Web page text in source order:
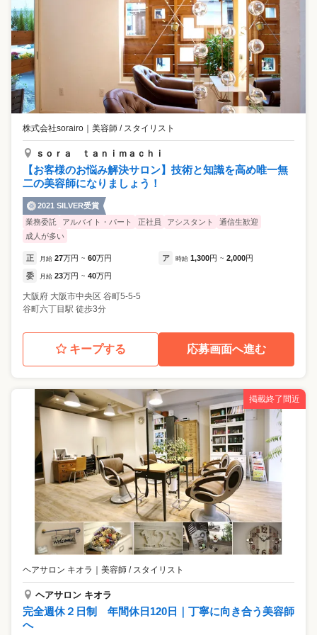
株式会社sorairo 美容師 / スタイリスト
ｓｏｒａ ｔａｎｉｍａｃｈｉ
【お客様のお悩み解決サロン】技術と知識を高め唯一無
二の美容師になりましょう！
2021 SILVER受賞
業務委託
アルバイト・パート 正社員 アシスタント
通信生歓迎
成人が多い
正 月給 27万円 ~ 60万円 ア 時給 1,300円 ~ 2,000円
委 月給 23万円 ~ 40万円
大阪府 大阪市中央区 谷町5-5-5
谷町六丁目駅 徒歩3分
キープする 応募画面へ進む
掲載終了間近
ヘアサロン キオラ 美容師 / スタイリスト
ヘアサロン キオラ
完全週休２日制 年間休日120日｜丁寧に向き合う美容師
へ